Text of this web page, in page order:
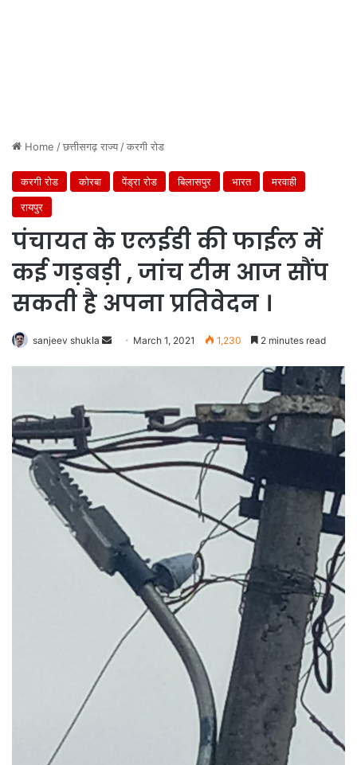
Home /छत्तीसगढ़ राज्य/करगी रोड
करगी रोड कोरबा पेंड्रा रोड बिलासपुर भारत
मरवाही
रायपुर
पंचायत के एलईडी की फाईल में
कई गड़बड़ी , जांच टीम आज सौंप
सकती है अपना प्रतिवेदन ।
sanjeev shukla
Send March 1, 2021 1,230 2 minutes read